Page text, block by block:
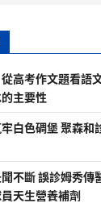
從高考作文題看語
主要性
白色碉堡 聚森和
不斷 誤診姆秀傳
天生營養補劑